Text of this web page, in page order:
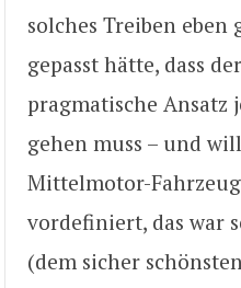
solches Treiben
gepasst hätte, dass
pragmatische Ansatz
gehen muss – und
Mittelmotor-
vordefiniert, das war
(dem sicher